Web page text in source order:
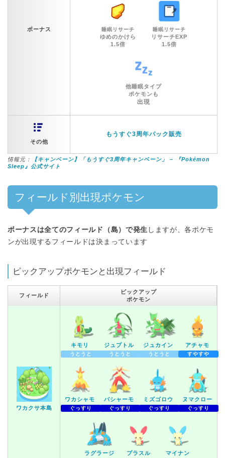
ボーナス 睡眠リサーチ
ゆめのかけら
1.5倍
睡眠リサーチ
リサーチEXP
1.5倍
他睡眠タイプ
ポケモンも
出現
その他
もうすぐ3周年パック販売
情報元：
【キャンペーン】「もうすぐ3周年キャンペーン」 – 『Pokémon
Sleep』公式サイト
フィールド別出現ポケモン
ボーナスは全てのフィールド（島）で発生 しますが、各ポケモ
ンが出現するフィールドは決まっています
ピックアップポケモンと出現フィールド
フィールド
ピックアップ
ポケモン
ワカクサ本島
キモリ
うとうと
ジュプトル
うとうと
ジュカイン
うとうと
アチャモ
すやすや
ワカシャモ
ぐっすり
バシャーモ
ぐっすり
ミズゴロウ
ぐっすり
ヌマクロー
ぐっすり
ラグラージ プラスル マイナン